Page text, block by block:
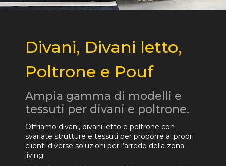
Divani, Divani letto,
Poltrone e Pouf
Ampia gamma di modelli e
tessuti per divani e poltrone.
Offriamo divani, divani letto e poltrone con
svariate strutture e tessuti per proporre ai propri
clienti diverse soluzioni per l’arredo della zona
living.